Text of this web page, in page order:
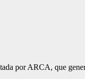
por ARCA, que